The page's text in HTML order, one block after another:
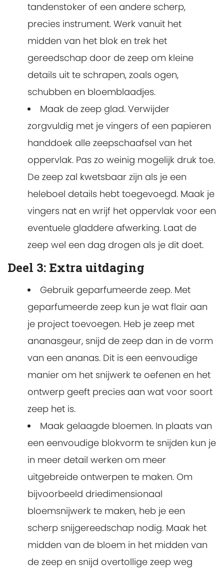
tandenstoker of een andere scherp,
precies instrument. Werk vanuit het
midden van het blok en trek het
gereedschap door de zeep om kleine
details uit te schrapen, zoals ogen,
schubben en bloemblaadjes.
Maak de zeep glad. Verwijder
zorgvuldig met je vingers of een papieren
handdoek alle zeepschaafsel van het
oppervlak. Pas zo weinig mogelijk druk toe.
De zeep zal kwetsbaar zijn als je een
heleboel details hebt toegevoegd. Maak je
vingers nat en wrijf het oppervlak voor een
eventuele gladdere afwerking. Laat de
zeep wel een dag drogen als je dit doet.
Deel 3: Extra uitdaging
Gebruik geparfumeerde zeep. Met
geparfumeerde zeep kun je wat flair aan
je project toevoegen. Heb je zeep met
ananasgeur, snijd de zeep dan in de vorm
van een ananas. Dit is een eenvoudige
manier om het snijwerk te oefenen en het
ontwerp geeft precies aan wat voor soort
zeep het is.
Maak gelaagde bloemen. In plaats van
een eenvoudige blokvorm te snijden kun je
in meer detail werken om meer
uitgebreide ontwerpen te maken. Om
bijvoorbeeld driedimensionaal
bloemsnijwerk te maken, heb je een
scherp snijgereedschap nodig. Maak het
midden van de bloem in het midden van
de zeep en snijd overtollige zeep weg